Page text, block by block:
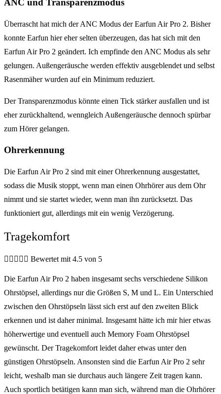
ANC und Transparenzmodus
Überrascht hat mich der ANC Modus der Earfun Air Pro 2. Bisher
konnte Earfun hier eher selten überzeugen, das hat sich mit den
Earfun Air Pro 2 geändert. Ich empfinde den ANC Modus als sehr
gelungen. Außengeräusche werden effektiv ausgeblendet und selbst
Rasenmäher wurden auf ein Minimum reduziert.
Der Transparenzmodus könnte einen Tick stärker ausfallen und ist
eher zurückhaltend, wenngleich Außengeräusche dennoch spürbar
zum Hörer gelangen.
Ohrerkennung
Die Earfun Air Pro 2 sind mit einer Ohrerkennung ausgestattet,
sodass die Musik stoppt, wenn man einen Ohrhörer aus dem Ohr
nimmt und sie startet wieder, wenn man ihn zurücksetzt. Das
funktioniert gut, allerdings mit ein wenig Verzögerung.
Tragekomfort
     Bewertet mit 4.5 von 5
Die Earfun Air Pro 2 haben insgesamt sechs verschiedene Silikon
Ohrstöpsel, allerdings nur die Größen S, M und L. Ein Unterschied
zwischen den Ohrstöpseln lässt sich erst auf den zweiten Blick
erkennen und ist daher minimal. Insgesamt hätte ich mir hier etwas
höherwertige und eventuell auch Memory Foam Ohrstöpsel
gewünscht. Der Tragekomfort leidet daher etwas unter den
günstigen Ohrstöpseln. Ansonsten sind die Earfun Air Pro 2 sehr
leicht, weshalb man sie durchaus auch längere Zeit tragen kann.
Auch sportlich betätigen kann man sich, während man die Ohrhörer